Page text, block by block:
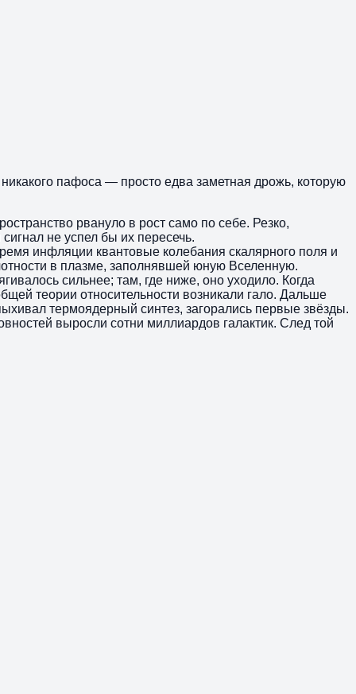
пафоса — просто едва заметная дрожь, которую
рвануло в рост само по себе. Резко,
не успел бы их пересечь.
инфляции квантовые колебания скалярного поля и
в плазме, заполнявшей юную Вселенную.
сильнее; там, где ниже, оно уходило. Когда
теории относительности возникали гало. Дальше
термоядерный синтез, загорались первые звёзды.
выросли сотни миллиардов галактик. След той